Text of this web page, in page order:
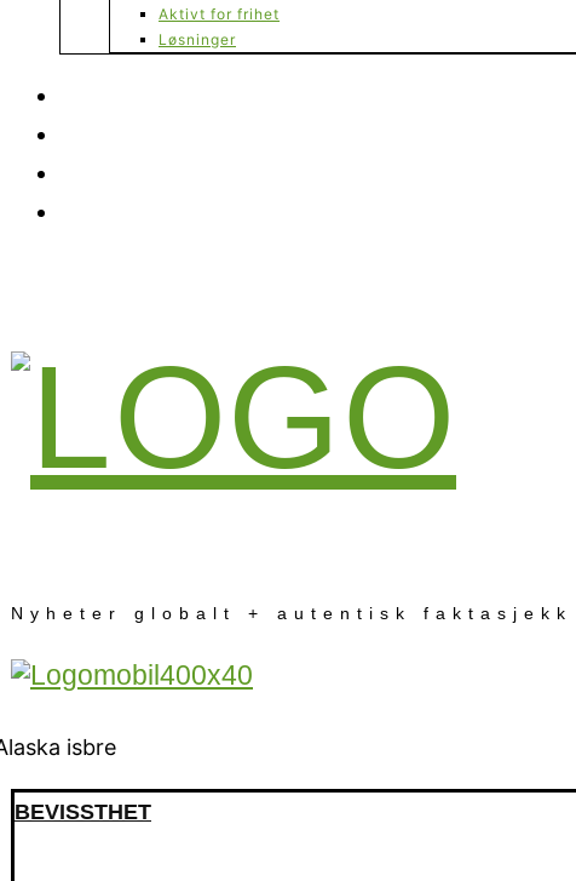
Aktivt for frihet
Løsninger
Nyheter globalt + autentisk faktasjekk
BEVISSTHET